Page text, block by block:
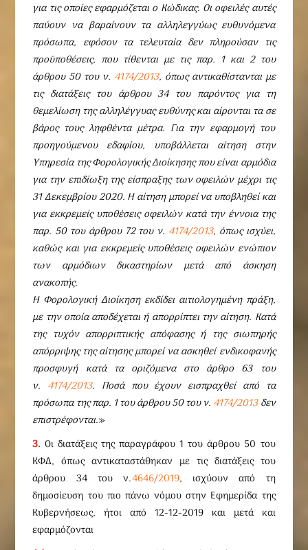
για τις οποίες εφαρμόζεται ο Κώδικας. Οι οφειλές αυτές
παύουν να βαραίνουν τα αλληλεγγύως ευθυνόμενα
πρόσωπα, εφόσον τα τελευταία δεν πληρούσαν τις
προϋποθέσεις, που τίθενται με τις παρ. 1 και 2 του
άρθρου 50 του ν. 4174/2013, όπως αντικαθίστανται με
τις διατάξεις του άρθρου 34 του παρόντος για τη
θεμελίωση της αλληλέγγυας ευθύνης και αίρονται τα σε
βάρος τους ληφθέντα μέτρα. Για την εφαρμογή του
προηγούμενου εδαφίου, υποβάλλεται αίτηση στην
Υπηρεσία της Φορολογικής Διοίκησης που είναι αρμόδια
για την επιδίωξη της είσπραξης των οφειλών μέχρι τις
31 Δεκεμβρίου 2020. Η αίτηση μπορεί να υποβληθεί και
για εκκρεμείς υποθέσεις οφειλών κατά την έννοια της
παρ. 50 του άρθρου 72 του ν. 4174/2013, όπως ισχύει,
καθώς και για εκκρεμείς υποθέσεις οφειλών ενώπιον
των αρμόδιων δικαστηρίων μετά από άσκηση
ανακοπής.
Η Φορολογική Διοίκηση εκδίδει αιτιολογημένη πράξη,
με την οποία αποδέχεται ή απορρίπτει την αίτηση. Κατά
της τυχόν απορριπτικής απόφασης ή της σιωπηρής
απόρριψης της αίτησης μπορεί να ασκηθεί ενδικοφανής
προσφυγή κατά τα οριζόμενα στο άρθρο 63 του
ν. 4174/2013. Ποσά που έχουν εισπραχθεί από τα
πρόσωπα της παρ. 1 του άρθρου 50 του ν. 4174/2013δεν
επιστρέφονται.»
3. Οι διατάξεις της παραγράφου 1 του άρθρου 50 του
ΚΦΔ, όπως αντικαταστάθηκαν με τις διατάξεις του
άρθρου 34 του ν.4646/2019, ισχύουν από τη
δημοσίευση του πιο πάνω νόμου στην Εφημερίδα της
Κυβερνήσεως, ήτοι από 12-12-2019 και μετά και
εφαρμόζονται